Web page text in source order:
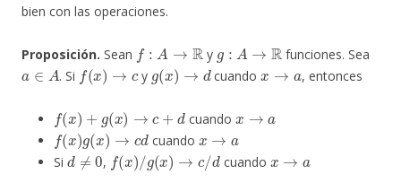
bien con las operaciones.
Proposición. Sean
: →
y
→
funciones. Sea
a ∈A
. Si
f(x)→c
y
g(x ) →d
cuando
x → a
, entonces
(x + →
cuando
f(x)g x )→cd
cuando
x→a
Si
d≠0
,
(x /g( x)→c/d
cuando